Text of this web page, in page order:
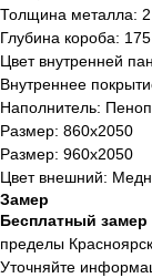
Толщина металла:
Глубина короба:
Цвет внутренней
Внутреннее
Наполнитель:
Размер: 860х2050
Размер: 960х2050
Цвет внешний:
Замер
Бесплатный замер
пределы
Уточняйте